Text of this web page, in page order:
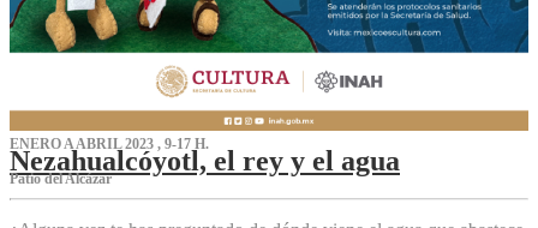
ENERO A ABRIL 2023 , 9-17 H.
Nezahualcóyotl, el rey y el agua
Patio del Alcázar